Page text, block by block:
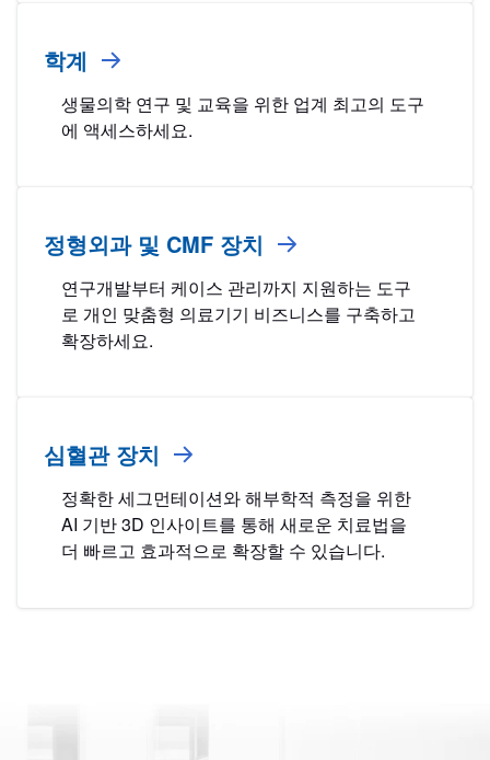
학계
생물의학 연구 및 교육을 위한 업계 최고의 도구
에 액세스하세요.
정형외과 및 CMF 장치
연구개발부터 케이스 관리까지 지원하는 도구
로 개인 맞춤형 의료기기 비즈니스를 구축하고
확장하세요.
심혈관 장치
정확한 세그먼테이션와 해부학적 측정을 위한
AI 기반 3D 인사이트를 통해 새로운 치료법을
더 빠르고 효과적으로 확장할 수 있습니다.